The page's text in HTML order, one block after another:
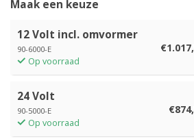
Maak een keuze
12 Volt incl. omvormer
90-6000-E
Op voorraad
24 Volt
90-5000-E
Op voorraad